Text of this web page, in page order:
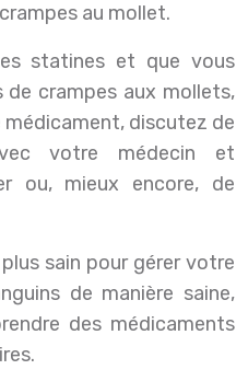
au mollet.
statines et que vous
crampes aux mollets,
discutez de
votre médecin et
ou, mieux encore, de
sain pour gérer votre
de manière saine,
des médicaments